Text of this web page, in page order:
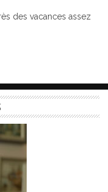
des vacances assez